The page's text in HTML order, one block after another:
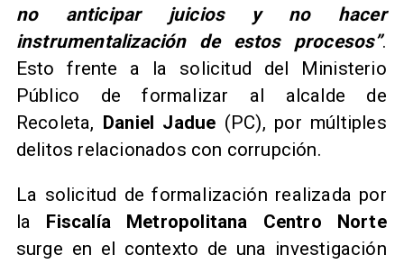
no anticipar juicios y no hacer
instrumentalización de estos procesos”.
Esto frente a la solicitud del Ministerio
Público de formalizar al alcalde de
Recoleta, Daniel Jadue (PC), por múltiples
delitos relacionados con corrupción.
​La solicitud de formalización realizada por
la Fiscalía Metropolitana Centro Norte
surge en el contexto de una investigación